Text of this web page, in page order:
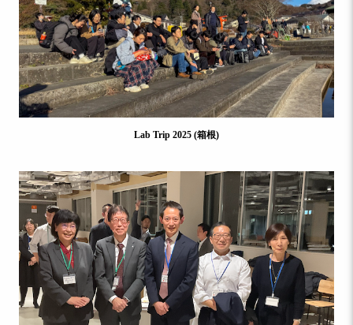
Lab Trip 2025 (箱根)